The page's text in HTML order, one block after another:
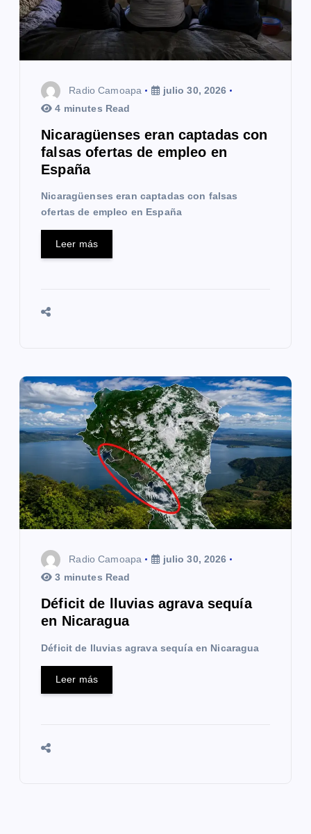
e
n
Radio Camoapa
julio 30, 2026
4 minutes Read
Nicaragüenses eran captadas con
falsas ofertas de empleo en
España
Nicaragüenses eran captadas con falsas
ofertas de empleo en España
Leer más
Radio Camoapa
julio 30, 2026
3 minutes Read
Déficit de lluvias agrava sequía
en Nicaragua
Déficit de lluvias agrava sequía en Nicaragua
Leer más